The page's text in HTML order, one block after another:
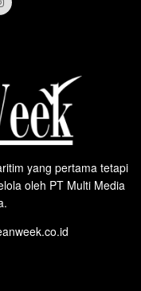
yang pertama tetapi
oleh PT Multi Media